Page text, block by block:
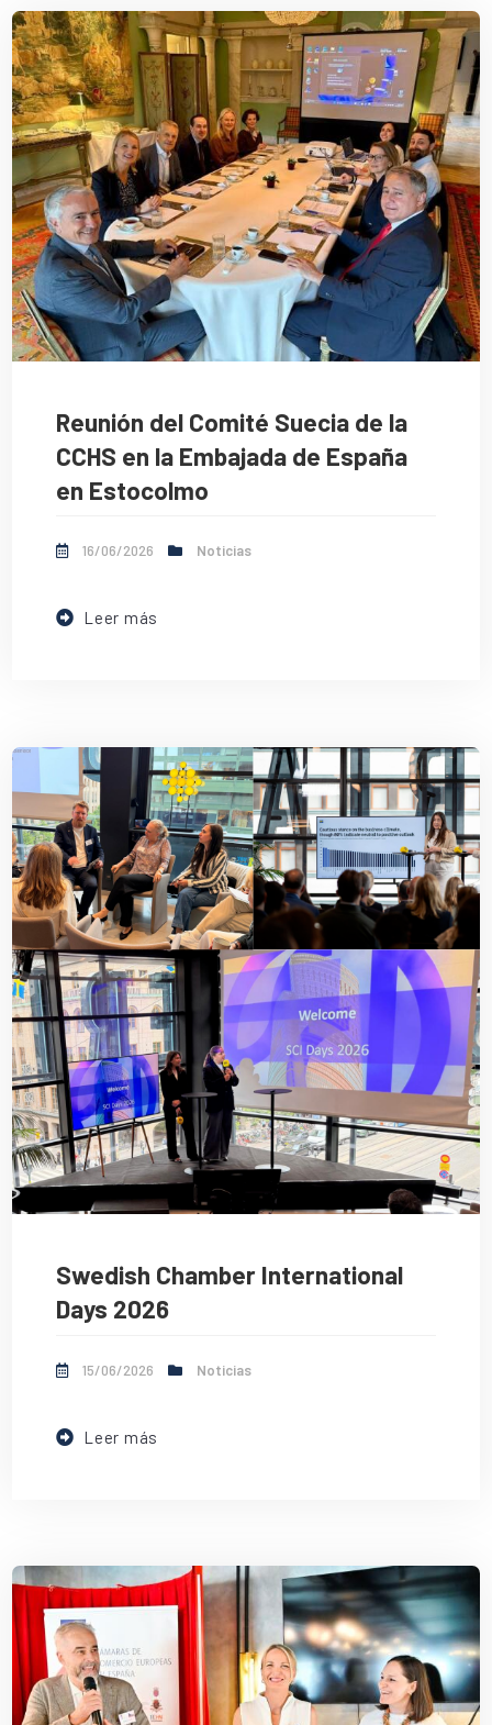
Reunión del Comité Suecia de la
CCHS en la Embajada de España
en Estocolmo
16/06/2026 Noticias
Leer más
Swedish Chamber International
Days 2026
15/06/2026 Noticias
Leer más